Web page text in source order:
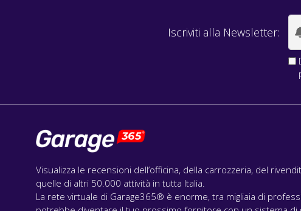
Iscriviti alla Newsletter:
Visualizza le recensioni dell’officina, della carrozzeria, del
quelle di altri 50.000 attività in tutta Italia.
La rete virtuale di Garage365® è enorme, tra migliaia di